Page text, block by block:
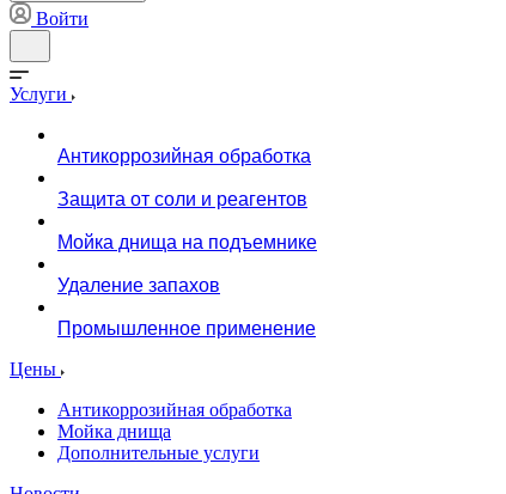
Войти
Услуги
Антикоррозийная обработка
Защита от соли и реагентов
Мойка днища на подъемнике
Удаление запахов
Промышленное применение
Цены
Антикоррозийная обработка
Мойка днища
Дополнительные услуги